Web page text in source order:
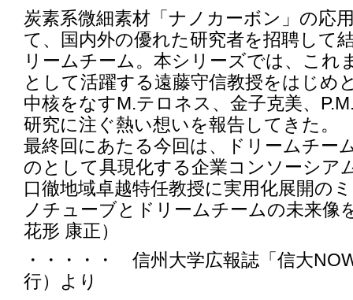
炭素系微細素材「ナノカーボン」の応
て、国内外の優れた研究者を招聘して
リームチーム。本シリーズでは、これ
として活躍する遠藤守信教授をはじめ
中核をなすM.テロネス、金子克美、
研究に注ぐ熱い想いを報告してきた。
最終回にあたる今回は、ドリームチー
のとして具現化する企業コンソーシア
口徹地域卓越特任教授に実用化展開の
ノチューブとドリームチームの未来像
花形 康正）
・・・・・ 信州大学広報誌「信大
行）より